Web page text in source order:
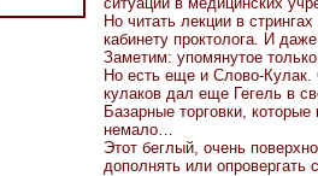
Но читать лекции в
кабинету проктолога. И
Заметим: упомянутое
Но есть еще и Слово-Кулак.
кулаков дал еще Гегель в
Базарные торговки,
немало…
Этот беглый, очень
дополнять или